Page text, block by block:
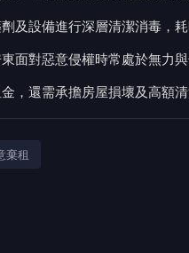
及設備進行深層清潔消毒，耗
面對惡意侵權時常處於無力與
，還需承擔房屋損壞及高額
棄租